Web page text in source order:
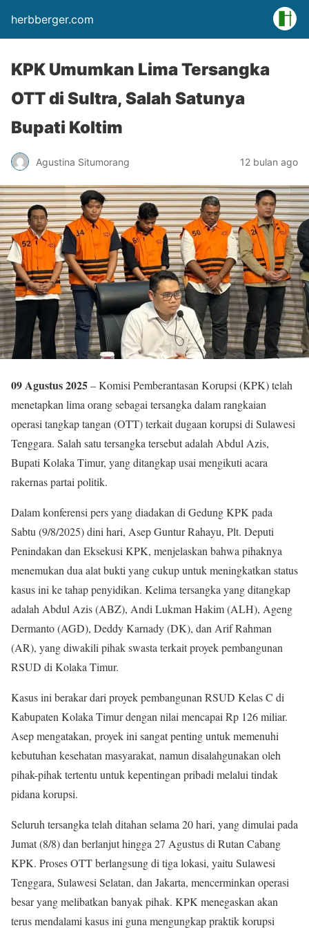
herbberger.com
KPK Umumkan Lima Tersangka
OTT di Sultra, Salah Satunya
Bupati Koltim
Agustina Situmorang 12 bulan ago
09 Agustus 2025– Komisi Pemberantasan Korupsi (KPK) telah
menetapkan lima orang sebagai tersangka dalam rangkaian
operasi tangkap tangan (OTT) terkait dugaan korupsi di Sulawesi
Tenggara. Salah satu tersangka tersebut adalah Abdul Azis,
Bupati Kolaka Timur, yang ditangkap usai mengikuti acara
rakernas partai politik.
Dalam konferensi pers yang diadakan di Gedung KPK pada
Sabtu (9/8/2025) dini hari, Asep Guntur Rahayu, Plt. Deputi
Penindakan dan Eksekusi KPK, menjelaskan bahwa pihaknya
menemukan dua alat bukti yang cukup untuk meningkatkan status
kasus ini ke tahap penyidikan. Kelima tersangka yang ditangkap
adalah Abdul Azis (ABZ), Andi Lukman Hakim (ALH), Ageng
Dermanto (AGD), Deddy Karnady (DK), dan Arif Rahman
(AR), yang diwakili pihak swasta terkait proyek pembangunan
RSUD di Kolaka Timur.
Kasus ini berakar dari proyek pembangunan RSUD Kelas C di
Kabupaten Kolaka Timur dengan nilai mencapai Rp 126 miliar.
Asep mengatakan, proyek ini sangat penting untuk memenuhi
kebutuhan kesehatan masyarakat, namun disalahgunakan oleh
pihak-pihak tertentu untuk kepentingan pribadi melalui tindak
pidana korupsi.
Seluruh tersangka telah ditahan selama 20 hari, yang dimulai pada
Jumat (8/8) dan berlanjut hingga 27 Agustus di Rutan Cabang
KPK. Proses OTT berlangsung di tiga lokasi, yaitu Sulawesi
Tenggara, Sulawesi Selatan, dan Jakarta, mencerminkan operasi
besar yang melibatkan banyak pihak. KPK menegaskan akan
terus mendalami kasus ini guna mengungkap praktik korupsi